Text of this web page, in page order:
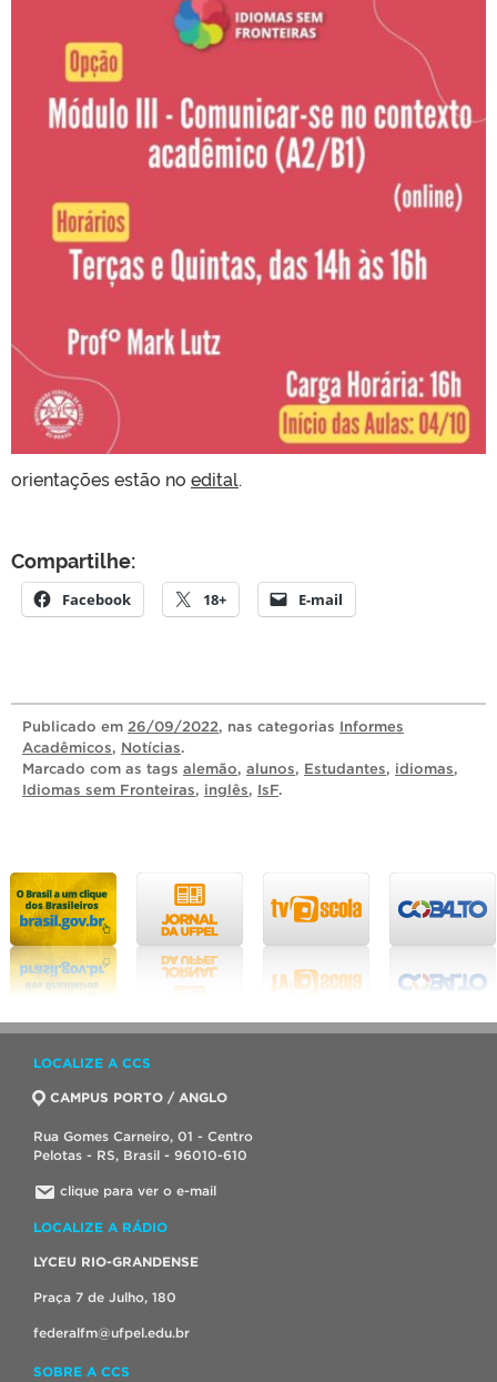
orientações estão no edital.
Compartilhe:
Facebook 18+ E-mail
Publicado em 26/09/2022, nas categorias Informes
Acadêmicos, Notícias.
Marcado com as tags alemão, alunos, Estudantes, idiomas,
Idiomas sem Fronteiras, inglês, IsF.
LOCALIZE A CCS
CAMPUS PORTO / ANGLO
Rua Gomes Carneiro, 01 - Centro
Pelotas - RS, Brasil - 96010-610
clique para ver o e-mail
LOCALIZE A RÁDIO
LYCEU RIO-GRANDENSE
Praça 7 de Julho, 180
federalfm@ufpel.edu.br
SOBRE A CCS